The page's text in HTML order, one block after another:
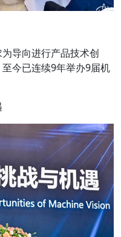
导向进行产品技术创
今已连续9年举办9届机